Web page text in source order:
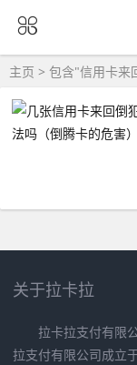
主页 > 包含"信用卡来
关于拉卡拉
拉卡拉支付有限
拉支付有限公司成立